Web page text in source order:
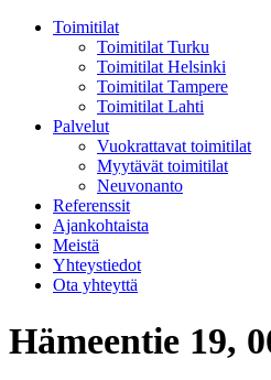
Toimitilat
Toimitilat Turku
Toimitilat Helsinki
Toimitilat Tampere
Toimitilat Lahti
Palvelut
Vuokrattavat toimitilat
Myytävät toimitilat
Neuvonanto
Referenssit
Ajankohtaista
Meistä
Yhteystiedot
Ota yhteyttä
Hämeentie 19,